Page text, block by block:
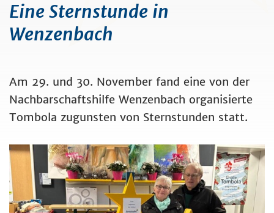
Eine Sternstunde in
Wenzenbach
Am 29. und 30. November fand eine von der
Nachbarschaftshilfe Wenzenbach organisierte
Tombola zugunsten von Sternstunden statt.